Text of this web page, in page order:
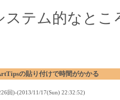
ステム的なとこ
の貼り付けで時間がかかる
回)-(2013/11/17(Sun) 22:32:52)